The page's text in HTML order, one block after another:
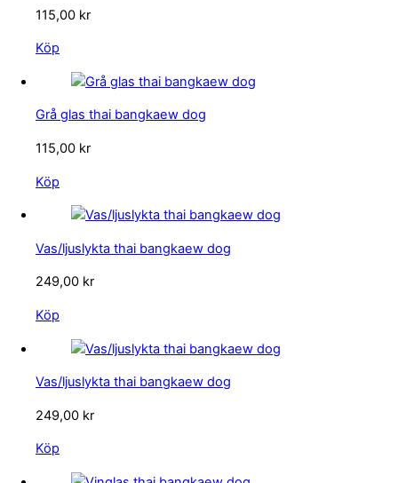
115,00 kr
Köp
Grå glas thai bangkaew dog
115,00 kr
Köp
Vas/ljuslykta thai bangkaew dog
249,00 kr
Köp
Vas/ljuslykta thai bangkaew dog
249,00 kr
Köp